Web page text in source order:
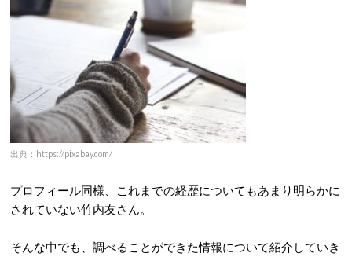
出典：https://pixabay.com/
プロフィール同様、これまでの経歴についてもあまり明らかに
されていない竹内友さん。
そんな中でも、調べることができた情報について紹介していき